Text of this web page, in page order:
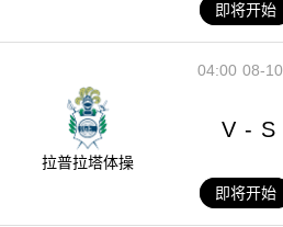
即将开始
08-10
04:00
拉普拉塔体操
V - S
即将开始